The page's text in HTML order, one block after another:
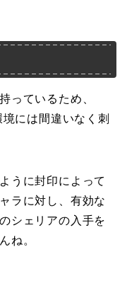
っているため、
には間違いなく刺
うに封印によって
ラに対し、有効な
シェリアの入手を
ね。